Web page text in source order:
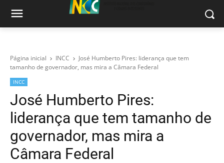
Página inicial INCC
José Humberto Pires: liderança que tem
tamanho de governador, mas mira a Câmara Federal
INCC
José Humberto Pires:
liderança que tem tamanho de
governador, mas mira a
Câmara Federal